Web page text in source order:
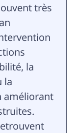
très
la
la
améliorant